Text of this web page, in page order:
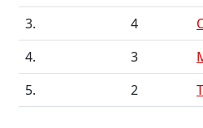
3.
4
4.
3
5.
2